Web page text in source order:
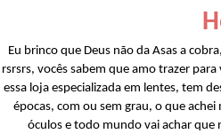
Eu brinco que Deus não da Asas a
rsrsrs, vocês sabem que amo trazer
essa loja especializada em lentes, tem
épocas, com ou sem grau, o que
óculos e todo mundo vai achar que